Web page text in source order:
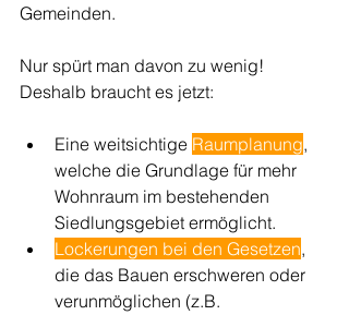
Gemeinden.
Nur spürt man davon zu wenig!
Deshalb braucht es jetzt:
Eine weitsichtige Raumplanung,
welche die Grundlage für mehr
Wohnraum im bestehenden
Siedlungsgebiet ermöglicht.
Lockerungen bei den Gesetzen,
die das Bauen erschweren oder
verunmöglichen (z.B.